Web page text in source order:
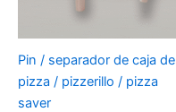
Pin / separador de caja de
pizza / pizzerillo / pizza
saver